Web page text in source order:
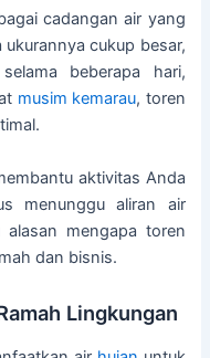
cadangan air yang
cukup besar,
beberapa hari,
musim kemarau, toren
aktivitas Anda
menunggu aliran air
mengapa toren
dan bisnis.
Lingkungan